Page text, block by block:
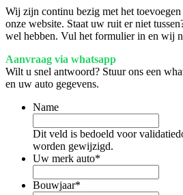
Wij zijn continu bezig met het
onze website. Staat uw ruit er niet
wel hebben. Vul het formulier in en wij
Aanvraag via whatsapp
Wilt u snel antwoord? Stuur ons een
en uw auto gegevens.
Name
Dit veld is bedoeld voor
worden gewijzigd.
Uw merk auto*
Bouwjaar*